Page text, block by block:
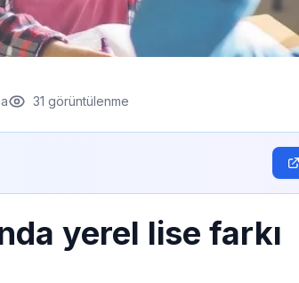
31 görüntülenme
yerel lise farkı